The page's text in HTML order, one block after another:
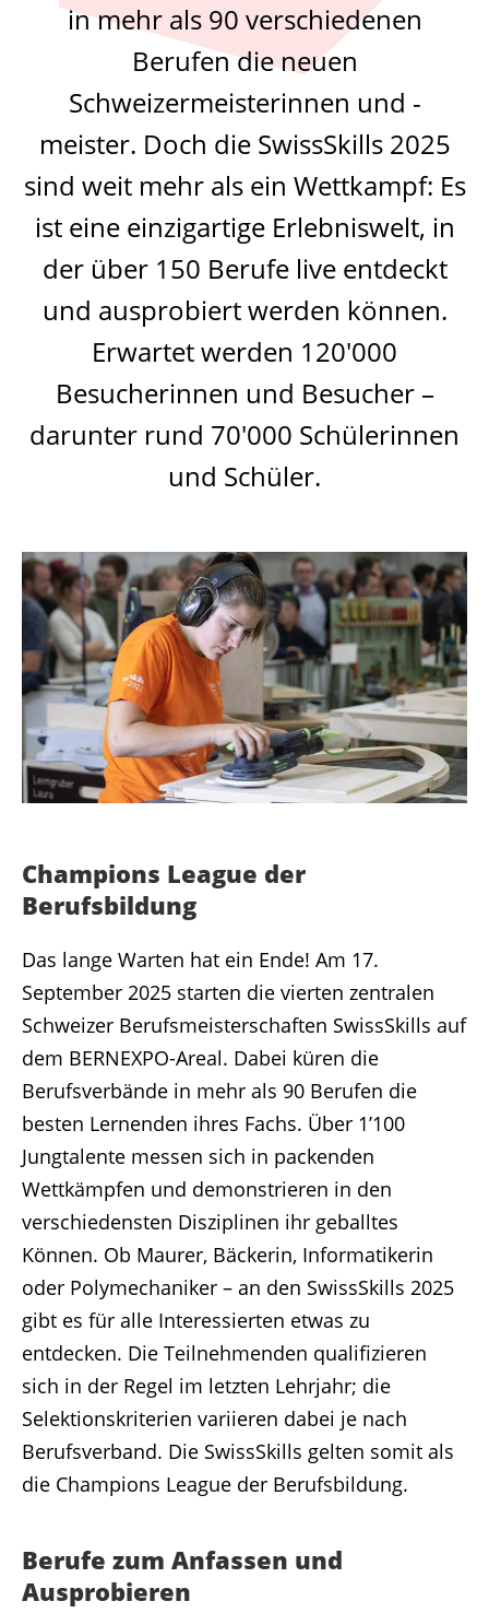
in mehr als 90 verschiedenen
Berufen die neuen
Schweizermeisterinnen und -
meister. Doch die SwissSkills 2025
sind weit mehr als ein Wettkampf: Es
ist eine einzigartige Erlebniswelt, in
der über 150 Berufe live entdeckt
und ausprobiert werden können.
Erwartet werden 120'000
Besucherinnen und Besucher –
darunter rund 70'000 Schülerinnen
und Schüler.
Champions League der
Berufsbildung
Das lange Warten hat ein Ende! Am 17.
September 2025 starten die vierten zentralen
Schweizer Berufsmeisterschaften SwissSkills auf
dem BERNEXPO-Areal. Dabei küren die
Berufsverbände in mehr als 90 Berufen die
besten Lernenden ihres Fachs. Über 1’100
Jungtalente messen sich in packenden
Wettkämpfen und demonstrieren in den
verschiedensten Disziplinen ihr geballtes
Können. Ob Maurer, Bäckerin, Informatikerin
oder Polymechaniker – an den SwissSkills 2025
gibt es für alle Interessierten etwas zu
entdecken. Die Teilnehmenden qualifizieren
sich in der Regel im letzten Lehrjahr; die
Selektionskriterien variieren dabei je nach
Berufsverband. Die SwissSkills gelten somit als
die Champions League der Berufsbildung.
Berufe zum Anfassen und
Ausprobieren